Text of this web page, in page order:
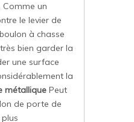
un
le levier de
à chasse
bien garder la
une surface
la
métallique Peut
de porte de